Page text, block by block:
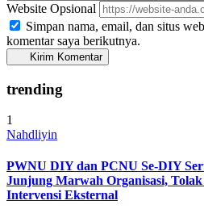
Website Opsional
Simpan nama, email, dan situs
komentar saya berikutnya.
Kirim Komentar
trending
1
Nahdliyin
PWNU DIY dan PCNU Se-DIY
Junjung Marwah Organisasi,
Intervensi Eksternal